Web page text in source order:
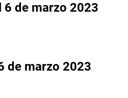
6 de marzo 2023
de marzo 2023